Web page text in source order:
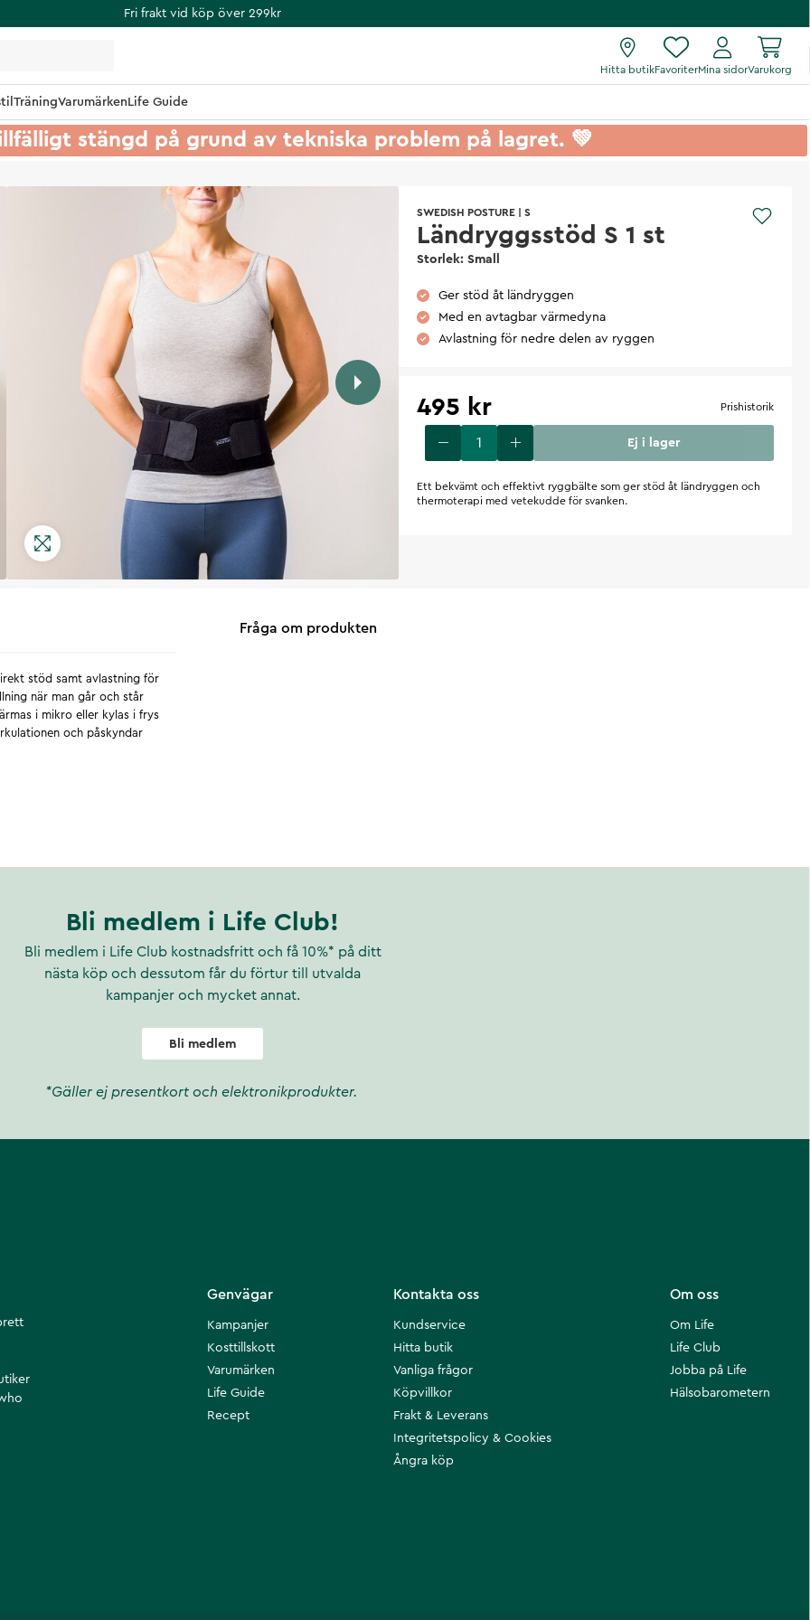
Fri frakt vid köp över 299kr
Hitta butikFavoriterMina sidorVarukorg
TräningVarumärkenLife Guide
stängd på grund av tekniska problem på lagret. 💚
SWEDISH POSTURE S
Ländryggsstöd S 1 st
Storlek: Small
Ger stöd åt ländryggen
Med en avtagbar värmedyna
Avlastning för nedre delen av ryggen
495 kr Prishistorik
Ej i lager
Ett bekvämt och effektivt ryggbälte som ger stöd åt ländryggen och
thermoterapi med vetekudde för svanken.
stöd samt avlastning för
när man går och står
i mikro eller kylas i frys
och påskyndar
Fråga om produkten
Bli medlem i Life Club!
Bli medlem i Life Club kostnadsfritt och få 10%* på ditt
nästa köp och dessutom får du förtur till utvalda
kampanjer och mycket annat.
Bli medlem
*Gäller ej presentkort och elektronikprodukter.
Om oss
Om Life
Life Club
Jobba på Life
Hälsobarometern
Kontakta oss
Kundservice
Hitta butik
Vanliga frågor
Köpvillkor
Frakt & Leverans
Integritetspolicy & Cookies
Ångra köp
Genvägar
Kampanjer
Kosttillskott
Varumärken
Life Guide
Recept